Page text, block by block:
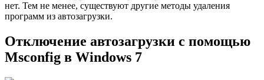
нет. Тем не менее, существуют другие методы удаления
программ из автозагрузки.
Отключение автозагрузки с помощью
Msconfig в Windows 7